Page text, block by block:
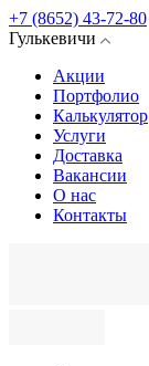
+7 (8652) 43-72-80
Гулькевичи
Акции
Портфолио
Калькулятор
Услуги
Доставка
Вакансии
О нас
Контакты